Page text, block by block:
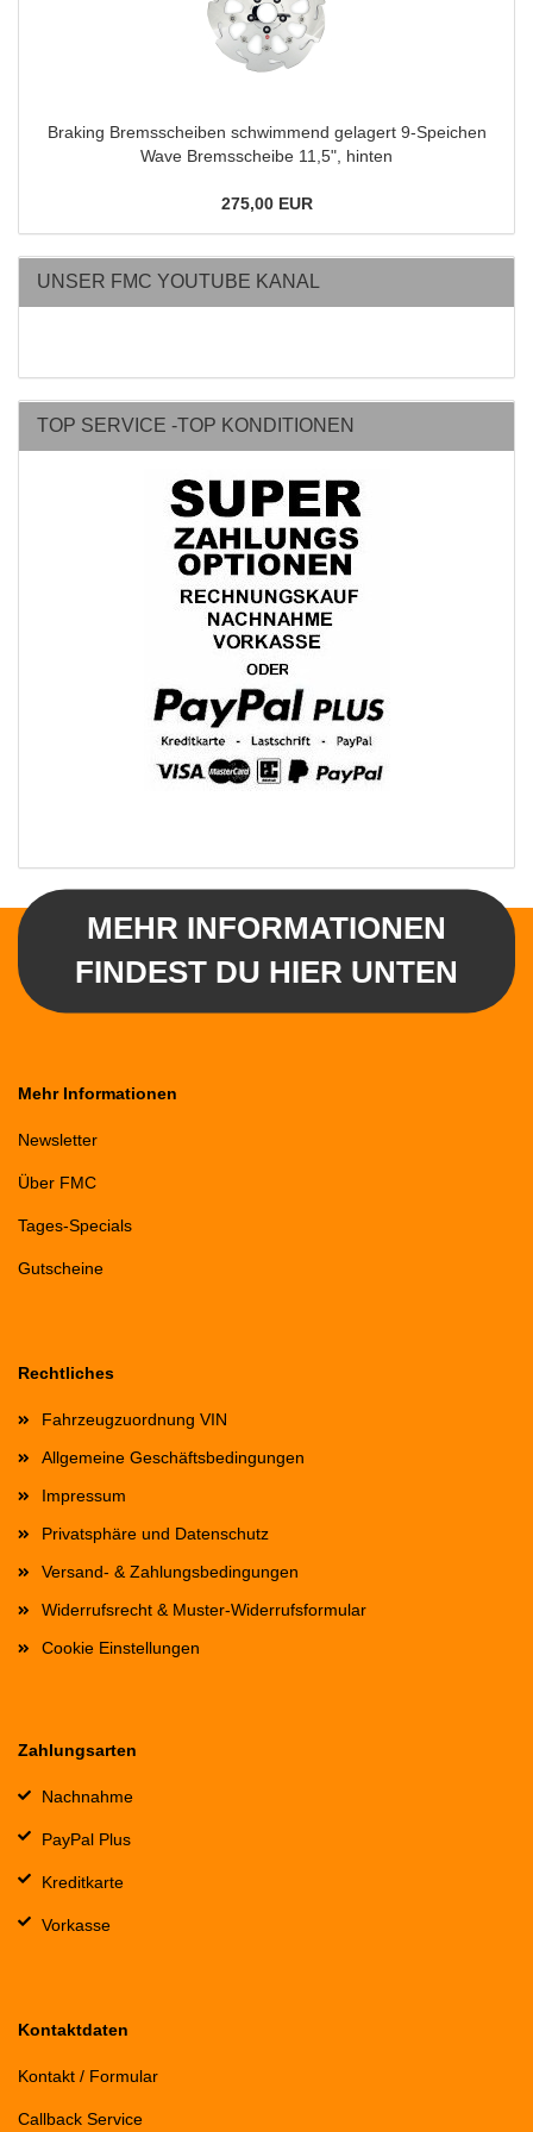
Braking Bremsscheiben schwimmend gelagert 9-Speichen
Wave Bremsscheibe 11,5", hinten
275,00 EUR
UNSER FMC YOUTUBE KANAL
TOP SERVICE -TOP KONDITIONEN
MEHR INFORMATIONEN
FINDEST DU HIER UNTEN
Mehr Informationen
Newsletter
Über FMC
Tages-Specials
Gutscheine
Rechtliches
Fahrzeugzuordnung VIN
Allgemeine Geschäftsbedingungen
Impressum
Privatsphäre und Datenschutz
Versand- & Zahlungsbedingungen
Widerrufsrecht & Muster-Widerrufsformular
Cookie Einstellungen
Zahlungsarten
Nachnahme
PayPal Plus
Kreditkarte
Vorkasse
Kontaktdaten
Kontakt / Formular
Callback Service